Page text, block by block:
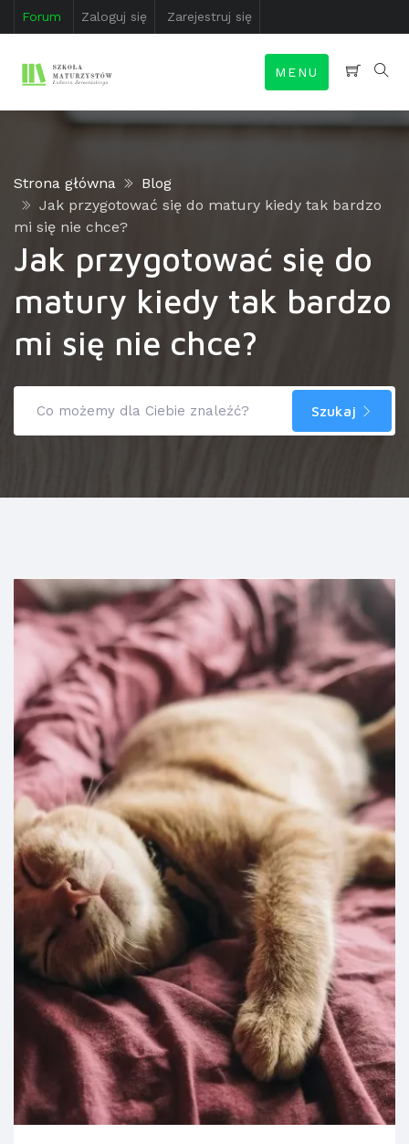
Forum Zaloguj się Zarejestruj się
MENU
Strona główna
Blog
Jak przygotować się do matury kiedy tak bardzo
mi się nie chce?
Jak przygotować się do
matury kiedy tak bardzo
mi się nie chce?
Szukaj